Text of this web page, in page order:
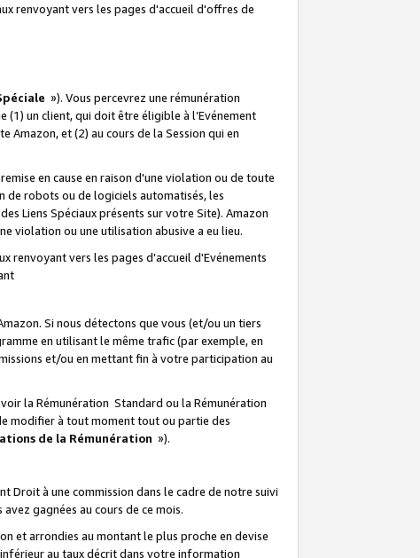
renvoyant vers les pages d'accueil d'offres de
»). Vous percevrez une rémunération
(1) un client, qui doit être éligible à l’Evénement
Amazon, et (2) au cours de la Session qui en
en cause en raison d'une violation ou de toute
de robots ou de logiciels automatisés, les
Liens Spéciaux présents sur votre Site). Amazon
violation ou une utilisation abusive a eu lieu.
renvoyant vers les pages d'accueil d'Evénements
Si nous détectons que vous (et/ou un tiers
en utilisant le même trafic (par exemple, en
et/ou en mettant fin à votre participation au
la Rémunération Standard ou la Rémunération
modifier à tout moment tout ou partie des
de la Rémunération »).
Droit à une commission dans le cadre de notre suivi
gagnées au cours de ce mois.
et arrondies au montant le plus proche en devise
au taux décrit dans votre information